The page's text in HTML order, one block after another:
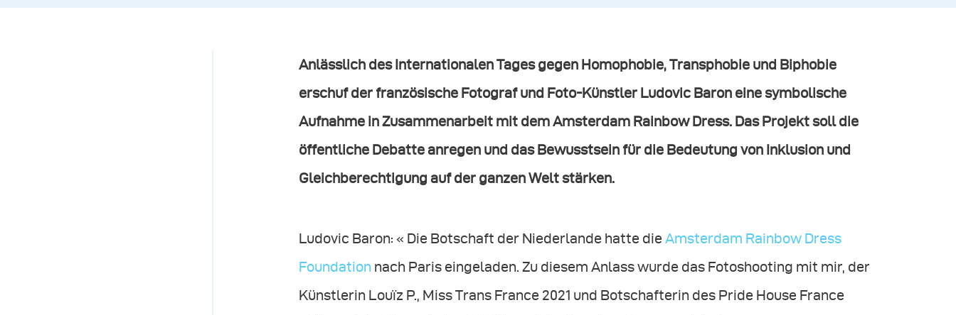
Anlässlich des Internationalen Tages gegen Homophobie, Transphobie und Biphobie
erschuf der französische Fotograf und Foto-Künstler Ludovic Baron eine symbolische
Aufnahme in Zusammenarbeit mit dem Amsterdam Rainbow Dress. Das Projekt soll die
öffentliche Debatte anregen und das Bewusstsein für die Bedeutung von Inklusion und
Gleichberechtigung auf der ganzen Welt stärken.
Ludovic Baron: « Die Botschaft der Niederlande hatte die Amsterdam Rainbow Dress
Foundation nach Paris eingeladen. Zu diesem Anlass wurde das Fotoshooting mit mir, der
Künstlerin Louïz P., Miss Trans France 2021 und Botschafterin des Pride House France